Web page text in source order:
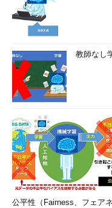
教師なし
公平性（Fairness、フェアネ